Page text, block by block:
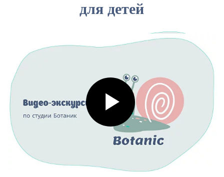
для детей
Ботаник —
+7 999 287 77 55
г. Екатеринбург, пер. Буторина, д.1,
офис 1. Можно пройти с
ул.Куйбышева (парковка за
м."Верный")